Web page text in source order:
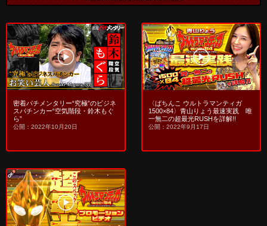
密着パチメンタリー“究極”のビジネ
スパチンカー“空気階段・鈴木もぐ
ら”
公開：2022年10月20日
〈ぱちんこ ウルトラマンティガ
1500×84〉青山りょう最速実践 唯
一無二の超最光RUSHを詳解!!
公開：2022年9月17日